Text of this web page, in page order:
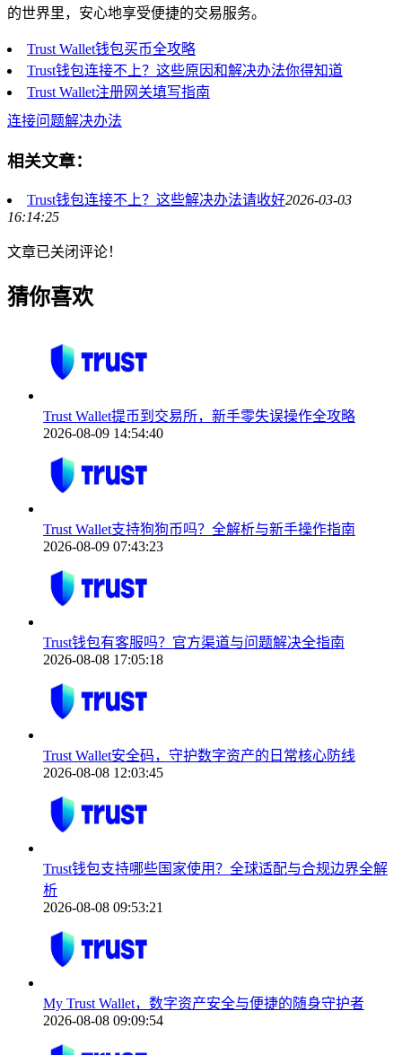
的世界里，安心地享受便捷的交易服务。
Trust Wallet钱包买币全攻略
Trust钱包连接不上？这些原因和解决办法你得知道
Trust Wallet注册网关填写指南
连接问题解决办法
相关文章：
Trust钱包连接不上？这些解决办法请收好2026-03-03
16:14:25
文章已关闭评论！
猜你喜欢
Trust Wallet提币到交易所，新手零失误操作全攻略
2026-08-09 14:54:40
Trust Wallet支持狗狗币吗？全解析与新手操作指南
2026-08-09 07:43:23
Trust钱包有客服吗？官方渠道与问题解决全指南
2026-08-08 17:05:18
Trust Wallet安全码，守护数字资产的日常核心防线
2026-08-08 12:03:45
Trust钱包支持哪些国家使用？全球适配与合规边界全解
析
2026-08-08 09:53:21
My Trust Wallet，数字资产安全与便捷的随身守护者
2026-08-08 09:09:54